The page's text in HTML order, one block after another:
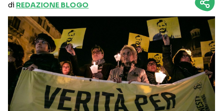
di REDAZIONE BLOGO